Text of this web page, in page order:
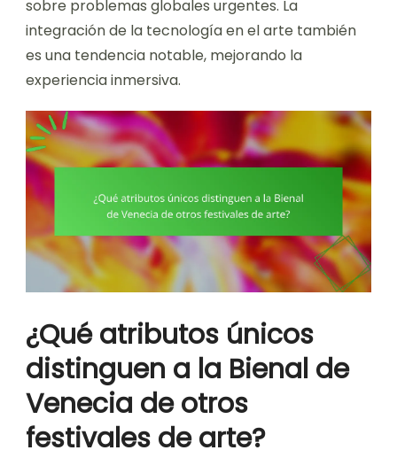
sobre problemas globales urgentes. La
integración de la tecnología en el arte también
es una tendencia notable, mejorando la
experiencia inmersiva.
¿Qué atributos únicos
distinguen a la Bienal de
Venecia de otros
festivales de arte?